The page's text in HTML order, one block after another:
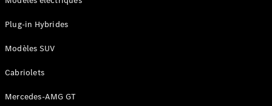
Plug-in Hybrides
Modèles SUV
Cabriolets
Mercedes-AMG GT